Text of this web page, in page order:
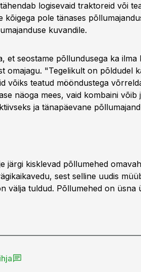
logisevaid traktoreid või
kõigega pole tänases
kuvandile.
et seostame põllundusega ka
omajagu. "Tegelikult on põldudel
võiks teatud mööndustega
näoga mees, vaid kombaini
ja tänapäevane
järgi kisklevad põllumehed
sest selline uudis
välja tuldud. Põllumehed on üsna